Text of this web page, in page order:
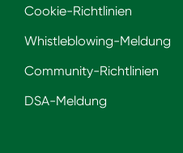
Cookie-Richtlinien
Whistleblowing-Meldung
Community-Richtlinien
DSA-Meldung